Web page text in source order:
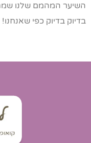
השיער המהמם שלנו
בדיוק בדיוק כפי שאנחנו!